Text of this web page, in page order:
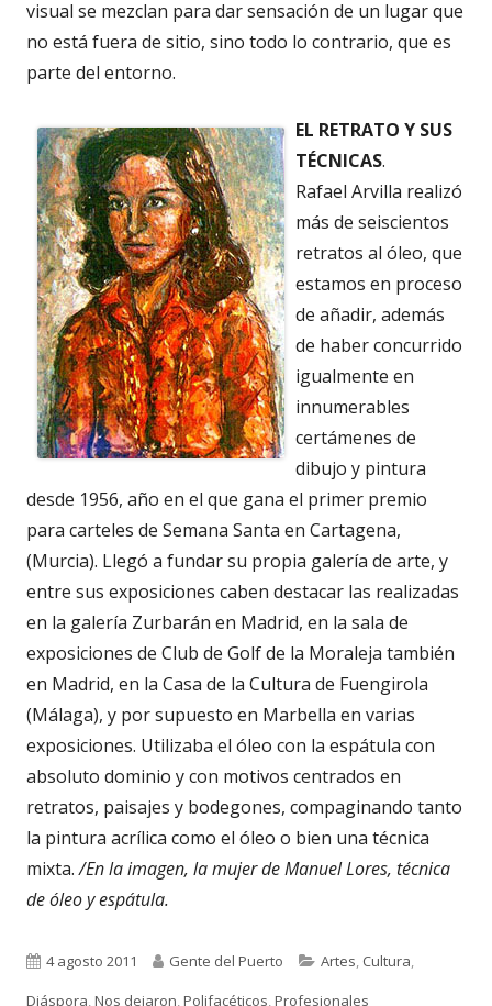
visual se mezclan para dar sensación de un lugar que
no está fuera de sitio, sino todo lo contrario, que es
parte del entorno.
EL RETRATO Y SUS
TÉCNICAS.
Rafael Arvilla realizó
más de seiscientos
retratos al óleo, que
estamos en proceso
de añadir, además
de haber concurrido
igualmente en
innumerables
certámenes de
dibujo y pintura
desde 1956, año en el que gana el primer premio
para carteles de Semana Santa en Cartagena,
(Murcia). Llegó a fundar su propia galería de arte, y
entre sus exposiciones caben destacar las realizadas
en la galería Zurbarán en Madrid, en la sala de
exposiciones de Club de Golf de la Moraleja también
en Madrid, en la Casa de la Cultura de Fuengirola
(Málaga), y por supuesto en Marbella en varias
exposiciones. Utilizaba el óleo con la espátula con
absoluto dominio y con motivos centrados en
retratos, paisajes y bodegones, compaginando tanto
la pintura acrílica como el óleo o bien una técnica
mixta./En la imagen, la mujer de Manuel Lores, técnica
de óleo y espátula.
Publicado
el
4 agosto 2011 Autor
Gente del Puerto Categorías
Artes, Cultura,
Diáspora,Nos dejaron,Polifacéticos,Profesionales